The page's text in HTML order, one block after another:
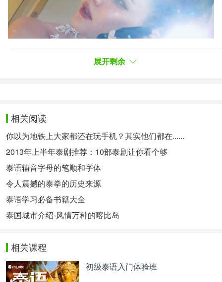
ส่วนของเครื่องประดับนั้น ชมพู่ใส่สร้อยคอที่ชื่อว่า
Flacom Impérial ประดับเพชรทรงคุชชั่น และร็อก
แบรนด์ Boucheron พร้อมด้วยแหวนและตุ้มหูเข้าชุด
มูลค่ารวมกว่า 120 ล้านบาท และยังได้ร่วมถ่ายภาพกับ
ทีมจากเฮดควอเตอร์ของ Boucheron อีกด้วย
展开剩余
相关阅读
你以为地铁上大家都还在玩手机？其实他们都在......
2013年上半年泰剧推荐：10部泰剧让你看个够
泰语辅音字母的笔顺和字体
令人震撼的泰拳的历史来源
泰语学习必备书籍大全
泰国城市介绍-风情万种的喀比岛
相关课程
初级泰语入门体验班